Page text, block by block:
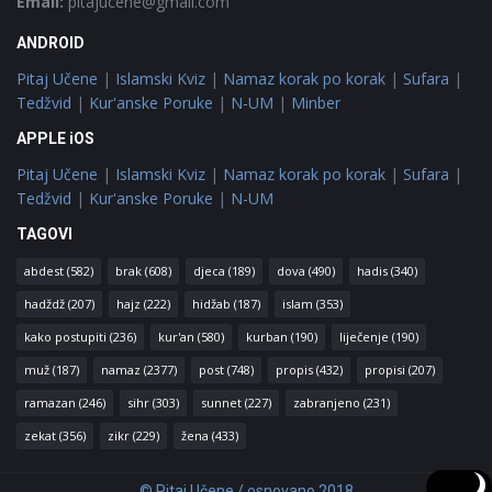
ANDROID
Pitaj Učene | Islamski Kviz | Namaz korak po korak | Sufara |
Tedžvid | Kur'anske Poruke | N-UM | Minber
APPLE iOS
Pitaj Učene | Islamski Kviz | Namaz korak po korak | Sufara |
Tedžvid | Kur'anske Poruke | N-UM
TAGOVI
abdest (582) brak (608) djeca (189) dova (490) hadis (340)
hadždž (207) hajz (222) hidžab (187) islam (353)
kako postupiti (236) kur'an (580) kurban (190) liječenje (190)
muž (187) namaz (2377) post (748) propis (432) propisi (207)
ramazan (246) sihr (303) sunnet (227) zabranjeno (231)
zekat (356) zikr (229) žena (433)